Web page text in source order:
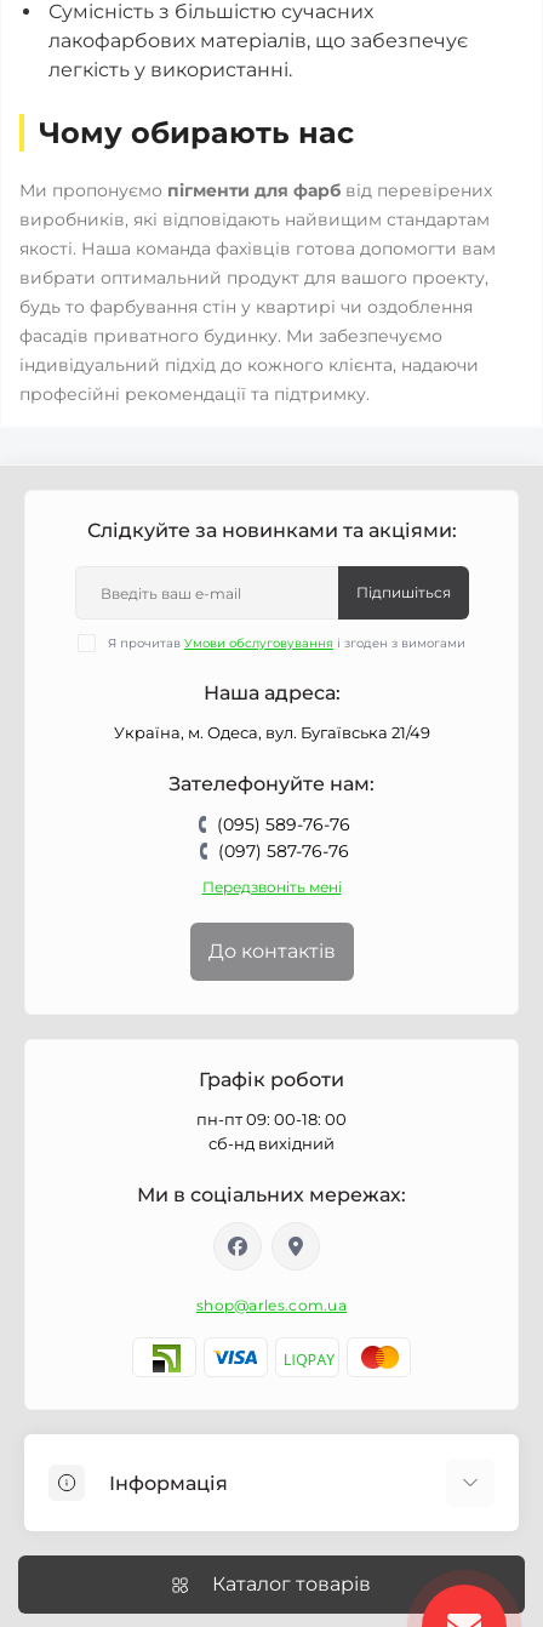
Сумісність з більшістю сучасних
лакофарбових матеріалів, що забезпечує
легкість у використанні.
Чому обирають нас
Ми пропонуємо пігменти для фарб від перевірених
виробників, які відповідають найвищим стандартам
якості. Наша команда фахівців готова допомогти вам
вибрати оптимальний продукт для вашого проекту,
будь то фарбування стін у квартирі чи оздоблення
фасадів приватного будинку. Ми забезпечуємо
індивідуальний підхід до кожного клієнта, надаючи
професійні рекомендації та підтримку.
Слідкуйте за новинками та акціями:
Підпишіться
Я прочитав Умови обслуговування і згоден з вимогами
Наша адреса:
Україна, м. Одеса, вул. Бугаївська 21/49
Зателефонуйте нам:
(095) 589-76-76
(097) 587-76-76
Передзвоніть мені
До контактів
Графік роботи
пн-пт 09: 00-18: 00
сб-нд вихідний
Ми в соціальних мережах:
shop@arles.com.ua
Інформація
Про магазин Arles.com.ua
Умови обслуговування
Каталог товарів